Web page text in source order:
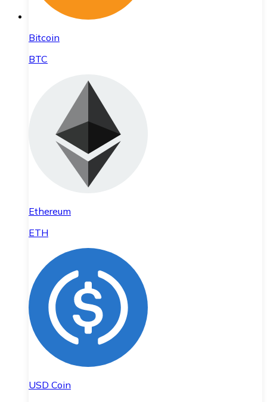
Bitcoin
BTC
Ethereum
ETH
USD Coin